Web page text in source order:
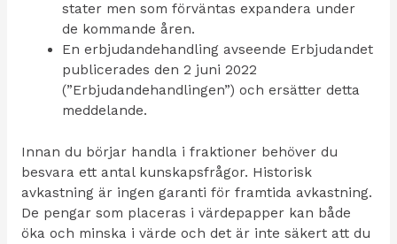
stater men som förväntas expandera under
de kommande åren.
En erbjudandehandling avseende Erbjudandet
publicerades den 2 juni 2022
(”Erbjudandehandlingen”) och ersätter detta
meddelande.
Innan du börjar handla i fraktioner behöver du
besvara ett antal kunskapsfrågor. Historisk
avkastning är ingen garanti för framtida avkastning.
De pengar som placeras i värdepapper kan både
öka och minska i värde och det är inte säkert att du